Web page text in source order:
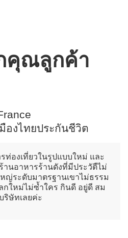
คุณลูกค้า
องไทยประกันชีวิต
ท่องเที่ยวในรูปแบบใหม่ และ
านอาหารร้านดังที่มีประวัตืไม่
ญ่ระดับมาตรฐานเขาไม่ธรรม
กใหม่ไม่ซ้ำใคร กินดี อยู่ดี สม
ริษัทเลยค่ะ